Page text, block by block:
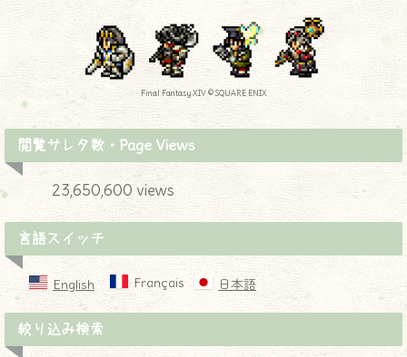
Final Fantasy XIV © SQUARE ENIX
閲覧サレタ数・Page Views
23,650,600 views
言語スイッチ
English Français 日本語
絞り込み検索